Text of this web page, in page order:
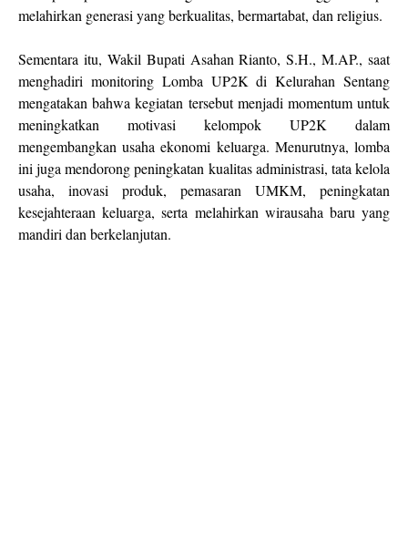
melahirkan generasi yang berkualitas, bermartabat, dan religius.
Sementara itu, Wakil Bupati Asahan Rianto, S.H., M.AP., saat
menghadiri monitoring Lomba UP2K di Kelurahan Sentang
mengatakan bahwa kegiatan tersebut menjadi momentum untuk
meningkatkan motivasi kelompok UP2K dalam
mengembangkan usaha ekonomi keluarga. Menurutnya, lomba
ini juga mendorong peningkatan kualitas administrasi, tata kelola
usaha, inovasi produk, pemasaran UMKM, peningkatan
kesejahteraan keluarga, serta melahirkan wirausaha baru yang
mandiri dan berkelanjutan.